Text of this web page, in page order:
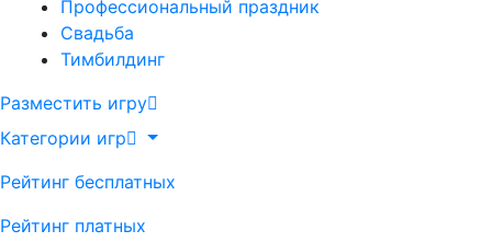
Профессиональный праздник
Свадьба
Тимбилдинг
Разместить игру
Категории игр
Рейтинг бесплатных
Рейтинг платных